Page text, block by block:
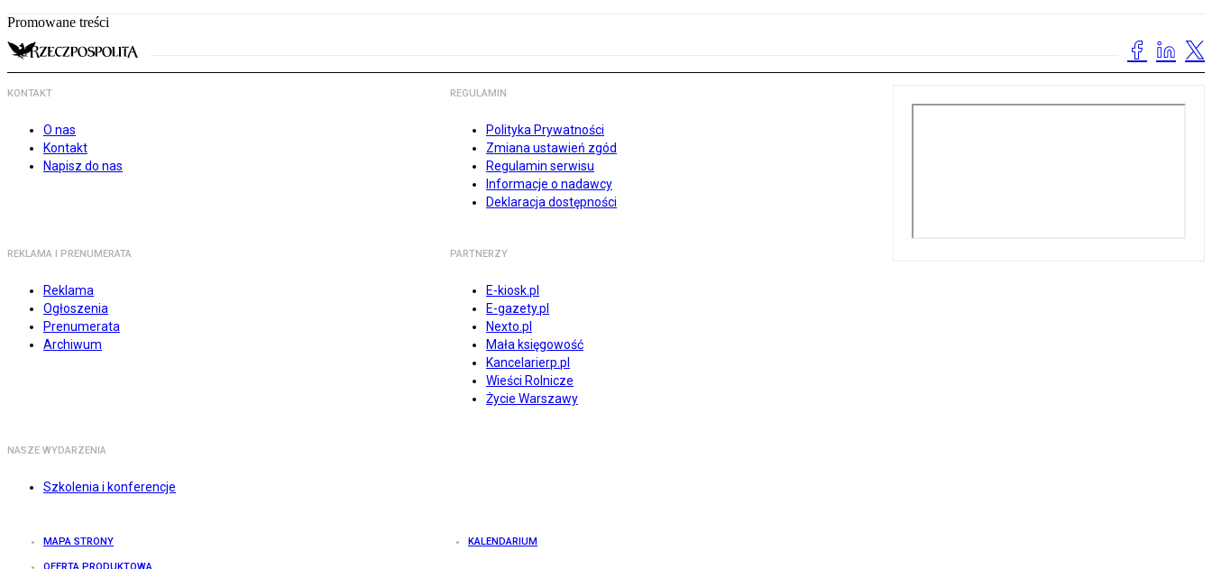
Promowane treści
KONTAKT
O nas
Kontakt
Napisz do nas
REGULAMIN
Polityka Prywatności
Zmiana ustawień zgód
Regulamin serwisu
Informacje o nadawcy
Deklaracja dostępności
REKLAMA I PRENUMERATA
Reklama
Ogłoszenia
Prenumerata
Archiwum
PARTNERZY
E-kiosk.pl
E-gazety.pl
Nexto.pl
Mała księgowość
Kancelarierp.pl
Wieści Rolnicze
Życie Warszawy
NASZE WYDARZENIA
Szkolenia i konferencje
MAPA STRONY KALENDARIUM